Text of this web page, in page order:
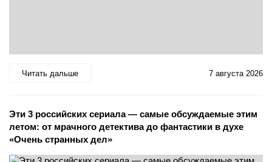
Читать дальше 7 августа 2026
Эти 3 российских сериала — самые обсуждаемые этим
летом: от мрачного детектива до фантастики в духе
«Очень странных дел»